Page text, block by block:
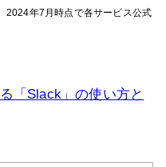
2024年7月時点で各サービス公式
「Slack」の使い方と